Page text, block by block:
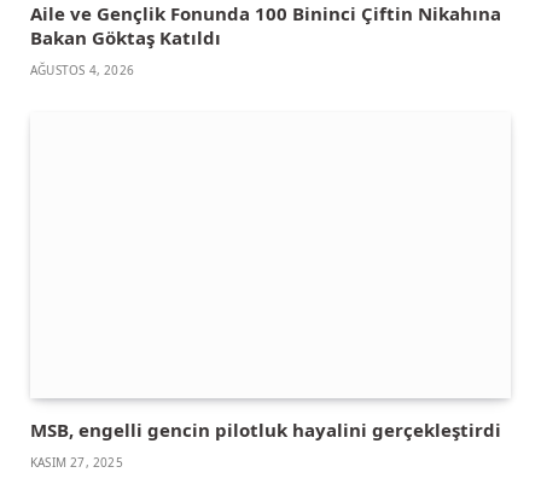
Aile ve Gençlik Fonunda 100 Bininci Çiftin Nikahına
Bakan Göktaş Katıldı
AĞUSTOS 4, 2026
MSB, engelli gencin pilotluk hayalini gerçekleştirdi
KASIM 27, 2025